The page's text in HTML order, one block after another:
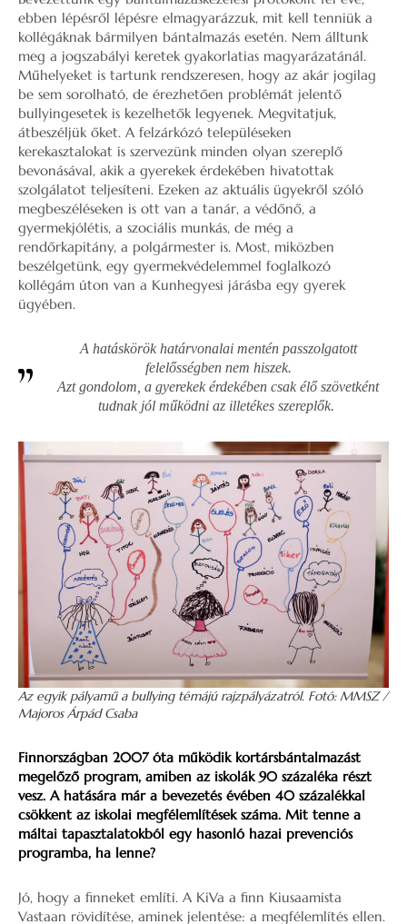
ebben lépésről lépésre elmagyarázzuk, mit kell tenniük a
kollégáknak bármilyen bántalmazás esetén. Nem álltunk
meg a jogszabályi keretek gyakorlatias magyarázatánál.
Műhelyeket is tartunk rendszeresen, hogy az akár jogilag
be sem sorolható, de érezhetően problémát jelentő
bullyingesetek is kezelhetők legyenek. Megvitatjuk,
átbeszéljük őket. A felzárkózó településeken
kerekasztalokat is szervezünk minden olyan szereplő
bevonásával, akik a gyerekek érdekében hivatottak
szolgálatot teljesíteni. Ezeken az aktuális ügyekről szóló
megbeszéléseken is ott van a tanár, a védőnő, a
gyermekjólétis, a szociális munkás, de még a
rendőrkapitány, a polgármester is. Most, miközben
beszélgetünk, egy gyermekvédelemmel foglalkozó
kollégám úton van a Kunhegyesi járásba egy gyerek
ügyében.
A hatáskörök határvonalai mentén passzolgatott
felelősségben nem hiszek.
Azt gondolom, a gyerekek érdekében csak élő szövetként
tudnak jól működni az illetékes szereplők.
Az egyik pályamű a bullying témájú rajzpályázatról. Fotó: MMSZ /
Majoros Árpád Csaba
Finnországban 2007 óta működik kortársbántalmazást
megelőző program, amiben az iskolák 90 százaléka részt
vesz. A hatására már a bevezetés évében 40 százalékkal
csökkent az iskolai megfélemlítések száma. Mit tenne a
máltai tapasztalatokból egy hasonló hazai prevenciós
programba, ha lenne?
Jó, hogy a finneket említi. A KiVa a finn Kiusaamista
Vastaan rövidítése, aminek jelentése: a megfélemlítés ellen.